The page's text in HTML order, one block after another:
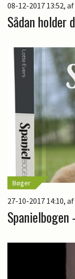
08-12-2017 13:52,
Sådan holder
Bøger
27-10-2017 14:10,